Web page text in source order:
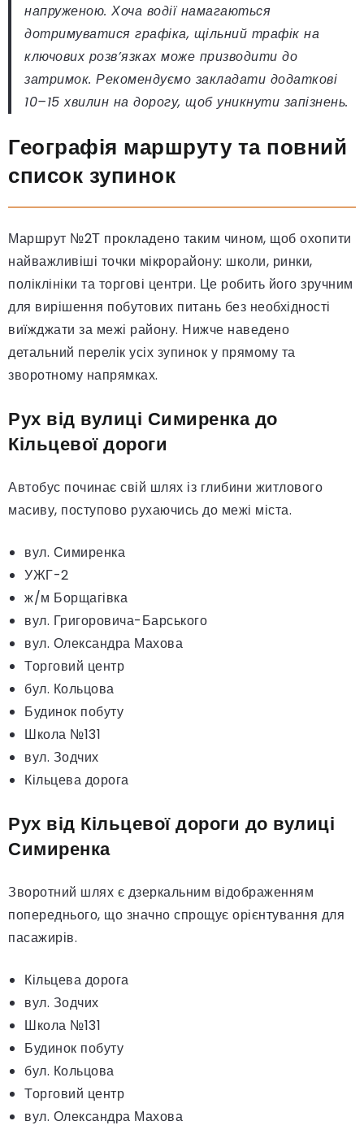
напруженою. Хоча водії намагаються
дотримуватися графіка, щільний трафік на
ключових розв’язках може призводити до
затримок. Рекомендуємо закладати додаткові
10–15 хвилин на дорогу, щоб уникнути запізнень.
Географія маршруту та повний
список зупинок
Маршрут №2Т прокладено таким чином, щоб охопити
найважливіші точки мікрорайону: школи, ринки,
поліклініки та торгові центри. Це робить його зручним
для вирішення побутових питань без необхідності
виїжджати за межі району. Нижче наведено
детальний перелік усіх зупинок у прямому та
зворотному напрямках.
Рух від вулиці Симиренка до
Кільцевої дороги
Автобус починає свій шлях із глибини житлового
масиву, поступово рухаючись до межі міста.
вул. Симиренка
УЖГ-2
ж/м Борщагівка
вул. Григоровича-Барського
вул. Олександра Махова
Торговий центр
бул. Кольцова
Будинок побуту
Школа №131
вул. Зодчих
Кільцева дорога
Рух від Кільцевої дороги до вулиці
Симиренка
Зворотний шлях є дзеркальним відображенням
попереднього, що значно спрощує орієнтування для
пасажирів.
Кільцева дорога
вул. Зодчих
Школа №131
Будинок побуту
бул. Кольцова
Торговий центр
вул. Олександра Махова